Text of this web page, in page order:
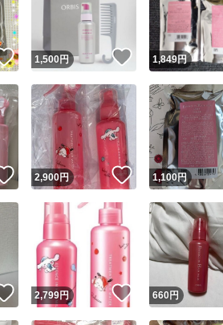
スピード＆安
スピード発送
安心発送
いいね！
1,500円 いいね！
1,849円
いいね！
2,900円 いいね！
1,100円
いいね！
2,799円 いいね！
660円